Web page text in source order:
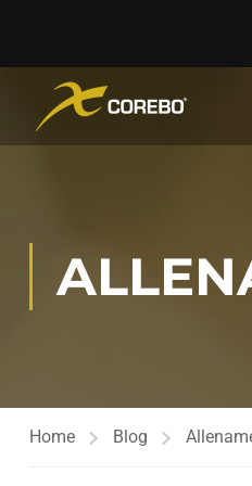
Home Blog